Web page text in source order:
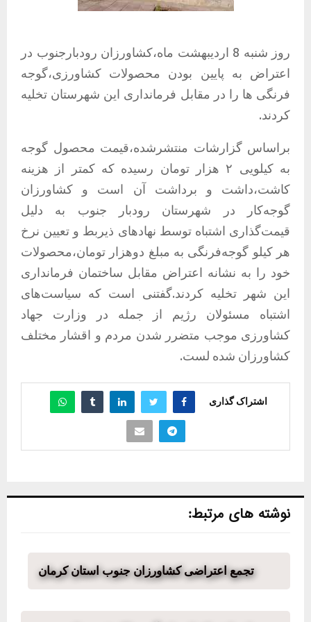
روز شنبه 8 اردیبهشت ماه،کشاورزان رودبارجنوب در
اعتراض به پایین بودن محصولات کشاورزی،گوجه
فرنگی ها را در مقابل فرمانداری این شهرستان تخلیه
کردند.
براساس گزارشات منتشرشده،قیمت محصول گوجه
به کیلویی ۲ هزار تومان رسیده که کمتر از هزینه
کاشت،داشت و برداشت آن است و کشاورزان
گوجه‌کار در شهرستان رودبار جنوب به دلیل
قیمت‌گذاری اشتباه توسط نهادهای ذیربط و تعیین نرخ
هر کیلو گوجه‌فرنگی به مبلغ دوهزار تومان،محصولات
خود را به نشانه اعتراض مقابل ساختمان فرمانداری
این شهر تخلیه کردند.گفتنی است که سیاست‌های
اشتباه مسئولان رژیم از جمله در وزارت جهاد
کشاورزی موجب متضرر شدن مردم و اقشار مختلف
کشاورزان شده لست.
اشتراک گذاری
نوشته های مرتبط:
تجمع اعتراضی کشاورزان جنوب استان کرمان